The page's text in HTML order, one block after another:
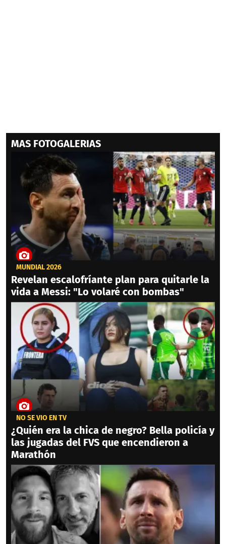
MAS FOTOGALERIAS
MUNDIAL 2026
Revelan escalofríante plan para quitarle la
vida a Messi: "Lo volaré con bombas"
NO SE VIO EN TV
¿Quién era la chica de negro? Bella policía y
las jugadas del FVS que encendieron a
Marathón